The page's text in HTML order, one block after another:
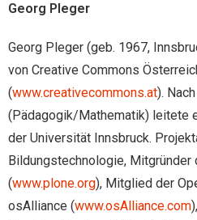
Georg Pleger
Georg Pleger (geb. 1967,
von Creative Commons
(www.creativecommons.at).
(Pädagogik/Mathematik) leitete
der Universität Innsbruck.
Bildungstechnologie, Mitgründer
(www.plone.org), Mitglied der
osAlliance (www.osAlliance.com